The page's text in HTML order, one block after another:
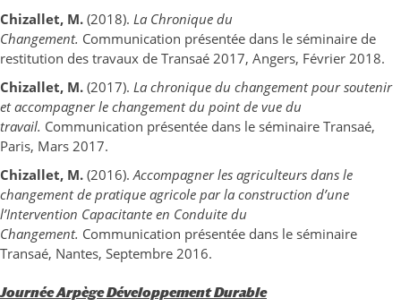
Chizallet, M. (2018). La Chronique du
Changement. Communication présentée dans le séminaire de
restitution des travaux de Transaé 2017, Angers, Février 2018.
Chizallet, M. (2017). La chronique du changement pour soutenir
et accompagner le changement du point de vue du
travail. Communication présentée dans le séminaire Transaé,
Paris, Mars 2017.
Chizallet, M. (2016).Accompagner les agriculteurs dans le
changement de pratique agricole par la construction d’une
l’Intervention Capacitante en Conduite du
Changement. Communication présentée dans le séminaire
Transaé, Nantes, Septembre 2016.
Journée Arpège Développement Durable